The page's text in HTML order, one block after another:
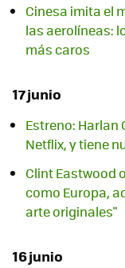
Cinesa imita el
las aerolíneas:
más caros
17 junio
Estreno: Harlan
Netflix, y tiene
Clint Eastwood
como Europa,
arte originales"
16 junio